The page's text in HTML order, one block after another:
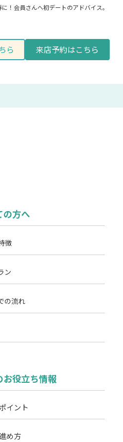
！会員さんへ初デートのアドバイス。
ら 来店予約はこちら
の方へ
徴
ン
の流れ
お役立ち情報
イント
め方